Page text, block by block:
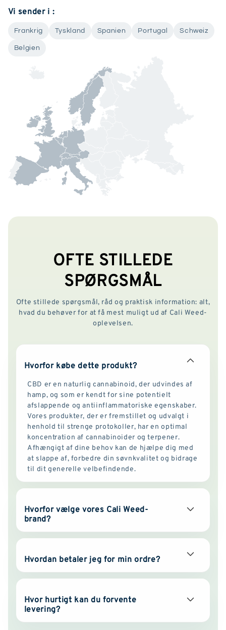
Vi sender i :
Frankrig Tyskland Spanien Portugal Schweiz
Belgien
OFTE STILLEDE
SPØRGSMÅL
Ofte stillede spørgsmål, råd og praktisk information: alt,
hvad du behøver for at få mest muligt ud af Cali Weed-
oplevelsen.
Hvorfor købe dette produkt?
CBD er en naturlig cannabinoid, der udvindes af
hamp, og som er kendt for sine potentielt
afslappende og antiinflammatoriske egenskaber.
Vores produkter, der er fremstillet og udvalgt i
henhold til strenge protokoller, har en optimal
koncentration af cannabinoider og terpener.
Afhængigt af dine behov kan de hjælpe dig med
at slappe af, forbedre din søvnkvalitet og bidrage
til dit generelle velbefindende.
Hvorfor vælge vores Cali Weed-
brand?
Hvordan betaler jeg for min ordre?
Hvor hurtigt kan du forvente
levering?